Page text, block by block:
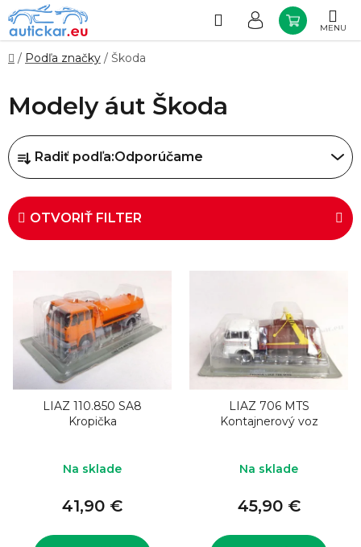
Prejsť
na
obsah
Hľadať
KOŠÍK
Domov
/ Podľa značky / Škoda
Modely áut Škoda
R
a
d
e
n
o
d
Radiť podľa:Odporúčame
OTVORIŤ FILTER
s
p
LIAZ 110.850 SA8
Kropička
Na sklade
41,90 €
LIAZ 706 MTS
Kontajnerový voz
Na sklade
45,90 €